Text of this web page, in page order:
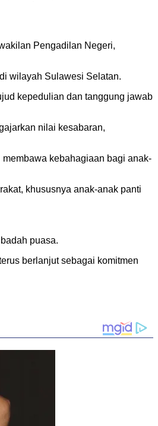
Pengadilan Negeri,
wilayah Sulawesi Selatan.
kepedulian dan tanggung jawab
nilai kesabaran,
kebahagiaan bagi anak-
khususnya anak-anak panti
puasa.
berlanjut sebagai komitmen